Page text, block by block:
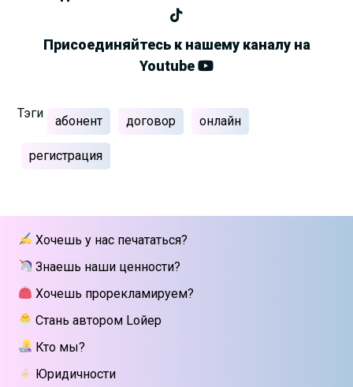
Присоединяйтесь к нашему каналу на
Youtube
Тэги
абонент договор онлайн
регистрация
Хочешь у нас печататься?
Знаешь наши ценности?
Хочешь прорекламируем?
Стань автором Lойер
Кто мы?
Юридичности